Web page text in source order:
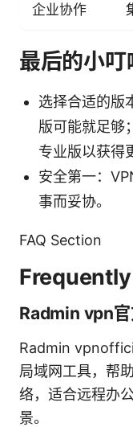
企业协作
最后的小叮
选择合适的版
版可能就足够
专业版以获得
安全第一：
事而妥协。
FAQ Section
Radmin vpn官
Radmin
局域网工具，帮
络，适合远程办
景。